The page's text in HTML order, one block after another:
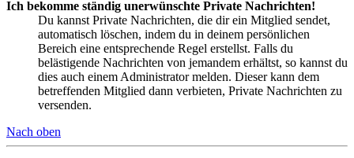
Ich bekomme ständig unerwünschte Private Nachrichten!
Du kannst Private Nachrichten, die dir ein Mitglied sendet,
automatisch löschen, indem du in deinem persönlichen
Bereich eine entsprechende Regel erstellst. Falls du
belästigende Nachrichten von jemandem erhältst, so kannst du
dies auch einem Administrator melden. Dieser kann dem
betreffenden Mitglied dann verbieten, Private Nachrichten zu
versenden.
Nach oben